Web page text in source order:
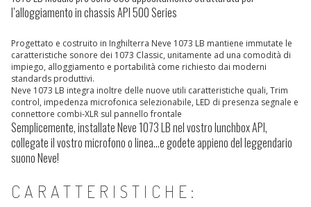
l’alloggiamento in chassis API 500 Series
Progettato e costruito in Inghilterra Neve 1073 LB mantiene immutate le
caratteristiche sonore dei 1073 Classic, unitamente ad una comodità di
impiego, alloggiamento e portabilità come richiesto dai moderni
standards produttivi.
Neve 1073 LB integra inoltre delle nuove utili caratteristiche quali, Trim
control, impedenza microfonica selezionabile, LED di presenza segnale e
connettore combi-XLR sul pannello frontale
Semplicemente, installate Neve 1073 LB nel vostro lunchbox API,
collegate il vostro microfono o linea…e godete appieno del leggendario
suono Neve!
CARATTERISTICHE: